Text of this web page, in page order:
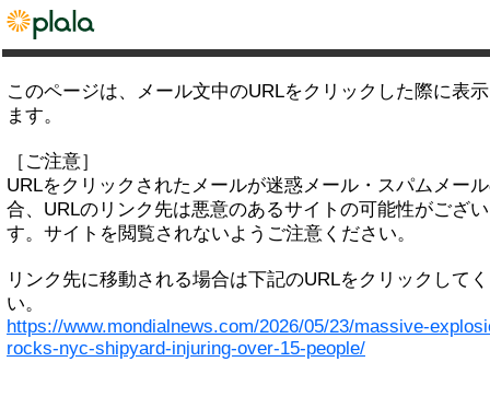
このページは、メール文中のURLをクリックした際に表
ます。
［ご注意］
URLをクリックされたメールが迷惑メール・スパムメー
合、URLのリンク先は悪意のあるサイトの可能性がござ
す。サイトを閲覧されないようご注意ください。
リンク先に移動される場合は下記のURLをクリックして
い。
https://www.mondialnews.com/2026/05/23/massive-
rocks-nyc-shipyard-injuring-over-15-people/